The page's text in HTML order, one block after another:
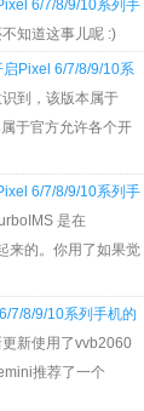
6/7/8/9/10系列手
知道这事儿呢 :)
启Pixel 6/7/8/9/10系
到，该版本属于
于官方允许各个开
6/7/8/9/10系列手
是在
来的。你用了如果觉
7/8/9/10系列手机的
新使用了vvb2060
推荐了一个